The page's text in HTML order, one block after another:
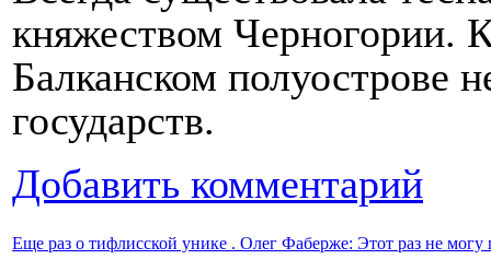
княжеством Черногории.
Балканском полуострове
государств.
Добавить комментарий
Еще раз о тифлисской унике . Олег Фаберже: Этот раз не могу